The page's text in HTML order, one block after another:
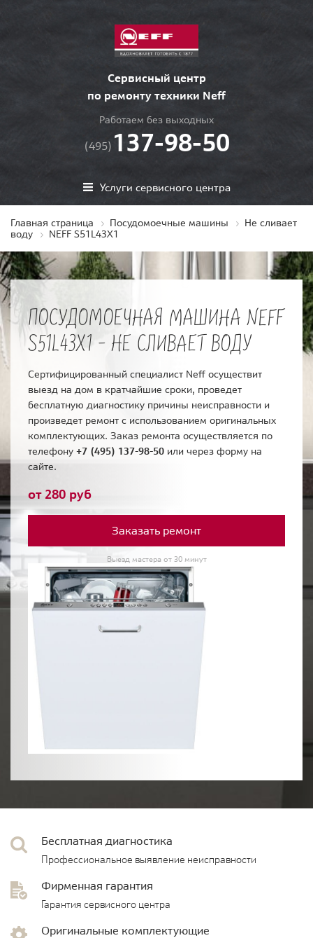
Сервисный центр
по ремонту техники Neff
Работаем без выходных
(495) 137-98-50
Услуги сервисного центра
Главная страница Посудомоечные машины
Не сливает
воду
NEFF S51L43X1
ПОСУДОМОЕЧНАЯ МАШИНА NEFF
S51L43X1 - НЕ СЛИВАЕТ ВОДУ
Сертифицированный специалист Neff осуществит
выезд на дом в кратчайшие сроки, проведет
бесплатную диагностику причины неисправности и
произведет ремонт с использованием оригинальных
комплектующих. Заказ ремонта осуществляется по
телефону +7 (495) 137-98-50 или через форму на
сайте.
от 280 руб
Заказать ремонт
Выезд мастера от 30 минут
Бесплатная диагностика
Профессиональное выявление неисправности
Фирменная гарантия
Гарантия сервисного центра
Оригинальные комплектующие